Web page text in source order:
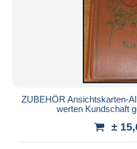
ZUBEHÖR Ansichtskarten-
werten Kundschaft
±